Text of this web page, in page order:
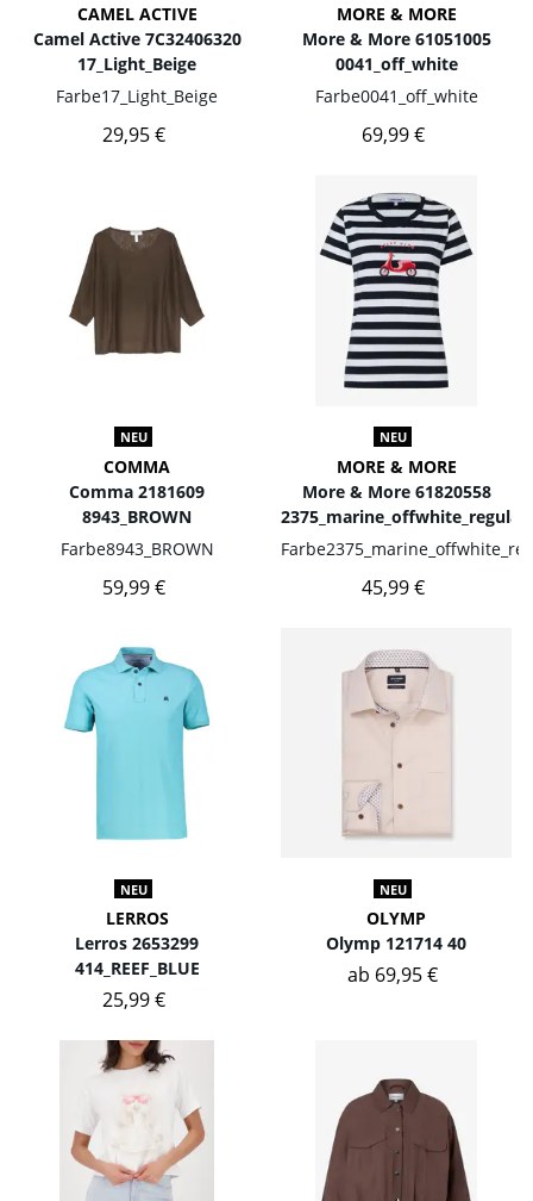
CAMEL ACTIVE
Camel Active 7C32406320
17_Light_Beige
Farbe17_Light_Beige
29,95 €
MORE & MORE
More & More 61051005
0041_off_white
Farbe0041_off_white
69,99 €
NEU
COMMA
Comma 2181609
8943_BROWN
Farbe8943_BROWN
59,99 €
NEU
MORE & MORE
More & More 61820558
Farbe
45,99 €
NEU
LERROS
Lerros 2653299
414_REEF_BLUE
25,99 €
NEU
OLYMP
Olymp 121714 40
ab 69,95 €